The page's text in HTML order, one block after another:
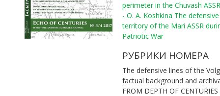
perimeter in the Chuvash ASSR
- O. A. Koshkina The
territory of the Mari ASSR
Patriotic War
РУБРИКИ НОМЕРА
The defensive lines of the
factual background and
FROM DEPTH OF CENTURIES